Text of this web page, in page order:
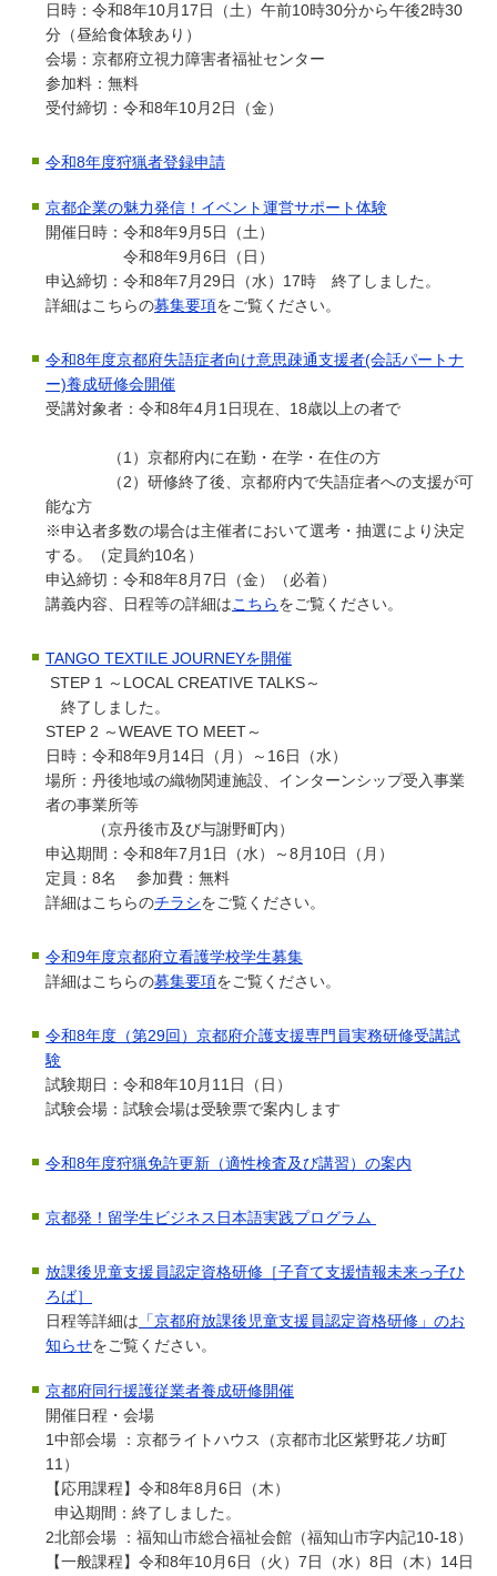
日時：令和8年10月17日（土）午前10時30分から午後2時30
分（昼給食体験あり）
会場：京都府立視力障害者福祉センター
参加料：無料
受付締切：令和8年10月2日（金）
令和8年度狩猟者登録申請
京都企業の魅力発信！イベント運営サポート体験
開催日時：令和8年9月5日（土）
令和8年9月6日（日）
申込締切：令和8年7月29日（水）17時 終了しました。
詳細はこちらの募集要項をご覧ください。
令和8年度京都府失語症者向け意思疎通支援者(会話パートナ
ー)養成研修会開催
受講対象者：令和8年4月1日現在、18歳以上の者で
（1）京都府内に在勤・在学・在住の方
（2）研修終了後、京都府内で失語症者への支援が可
能な方
※申込者多数の場合は主催者において選考・抽選により決定
する。（定員約10名）
申込締切：令和8年8月7日（金）（必着）
講義内容、日程等の詳細はこちらをご覧ください。
TANGO TEXTILE JOURNEYを開催
STEP 1 ～LOCAL CREATIVE TALKS～
終了しました。
STEP 2 ～WEAVE TO MEET～
日時：令和8年9月14日（月）～16日（水）
場所：丹後地域の織物関連施設、インターンシップ受入事業
者の事業所等
（京丹後市及び与謝野町内）
申込期間：令和8年7月1日（水）～8月10日（月）
定員：8名 参加費：無料
詳細はこちらのチラシをご覧ください。
令和9年度京都府立看護学校学生募集
詳細はこちらの募集要項をご覧ください。
令和8年度（第29回）京都府介護支援専門員実務研修受講試
験
試験期日：令和8年10月11日（日）
試験会場：試験会場は受験票で案内します
令和8年度狩猟免許更新（適性検査及び講習）の案内
京都発！留学生ビジネス日本語実践プログラム
放課後児童支援員認定資格研修［子育て支援情報未来っ子ひ
ろば］
日程等詳細は 「京都府放課後児童支援員認定資格研修」のお
知らせをご覧ください。
京都府同行援護従業者養成研修開催
開催日程・会場
1中部会場 ：京都ライトハウス（京都市北区紫野花ノ坊町
11）
【応用課程】令和8年8月6日（木）
申込期間：終了しました。
2北部会場 ：福知山市総合福祉会館（福知山市字内記10-18）
【一般課程】令和8年10月6日（火）7日（水）8日（木）14日